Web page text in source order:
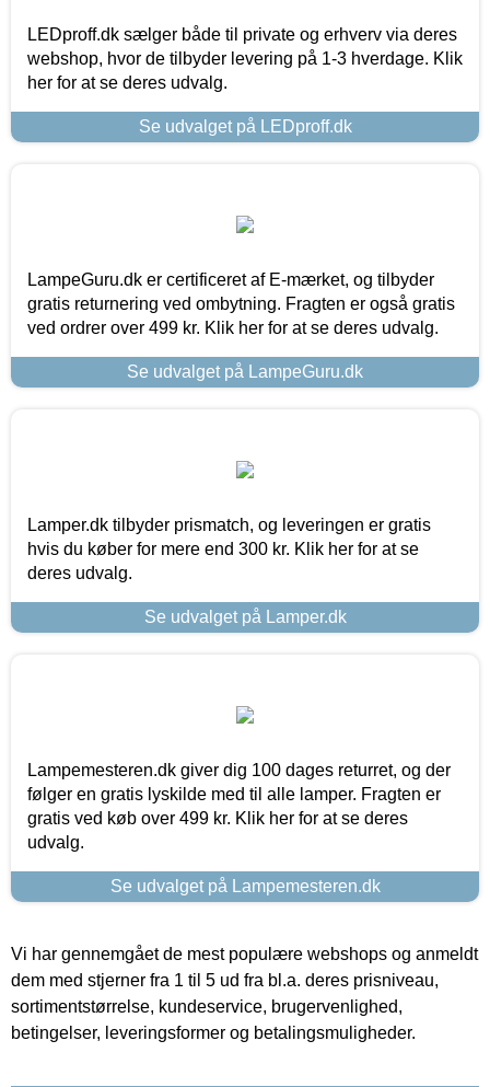
LEDproff.dk sælger både til private og erhverv via deres
webshop, hvor de tilbyder levering på 1-3 hverdage. Klik
her for at se deres udvalg.
Se udvalget på LEDproff.dk
LampeGuru.dk er certificeret af E-mærket, og tilbyder
gratis returnering ved ombytning. Fragten er også gratis
ved ordrer over 499 kr. Klik her for at se deres udvalg.
Se udvalget på LampeGuru.dk
Lamper.dk tilbyder prismatch, og leveringen er gratis
hvis du køber for mere end 300 kr. Klik her for at se
deres udvalg.
Se udvalget på Lamper.dk
Lampemesteren.dk giver dig 100 dages returret, og der
følger en gratis lyskilde med til alle lamper. Fragten er
gratis ved køb over 499 kr. Klik her for at se deres
udvalg.
Se udvalget på Lampemesteren.dk
Vi har gennemgået de mest populære webshops og anmeldt
dem med stjerner fra 1 til 5 ud fra bl.a. deres prisniveau,
sortimentstørrelse, kundeservice, brugervenlighed,
betingelser, leveringsformer og betalingsmuligheder.